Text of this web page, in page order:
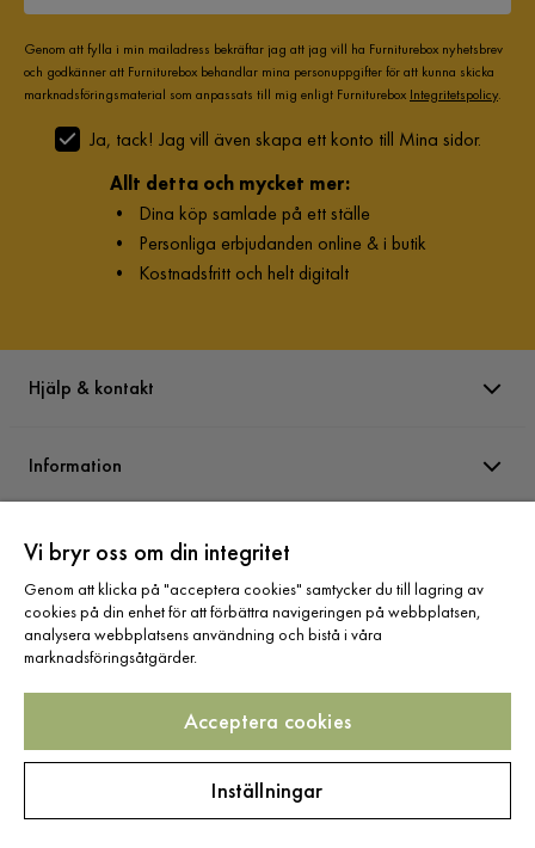
Genom att fylla i min mailadress bekräftar jag att jag vill ha Furniturebox nyhetsbrev
och godkänner att Furniturebox behandlar mina personuppgifter för att kunna skicka
marknadsföringsmaterial som anpassats till mig enligt Furniturebox Integritetspolicy.
Ja, tack! Jag vill även skapa ett konto till Mina sidor.
Allt detta och mycket mer:
• Dina köp samlade på ett ställe
• Personliga erbjudanden online & i butik
• Kostnadsfritt och helt digitalt
Hjälp & kontakt
Information
Varumärken
Sortiment
Följ oss
Vi bryr oss om din integritet
Genom att klicka på "acceptera cookies" samtycker du till lagring av
cookies på din enhet för att förbättra navigeringen på webbplatsen,
analysera webbplatsens användning och bistå i våra
marknadsföringsåtgärder.
Acceptera cookies
Inställningar